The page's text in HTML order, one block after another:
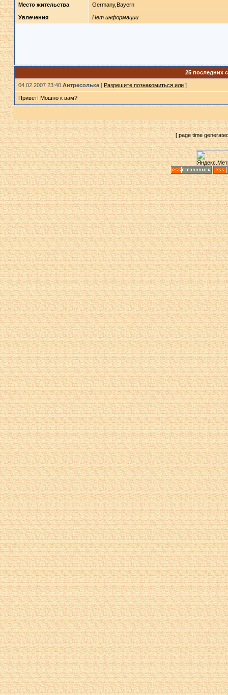
Место жительства Germany,Bayern
Увлечения Нет информации
25 последних
04.02.2007 23:40 Антресолька[ Разрешите познакомиться или]
Привет! Мошно к вам?
[ page time